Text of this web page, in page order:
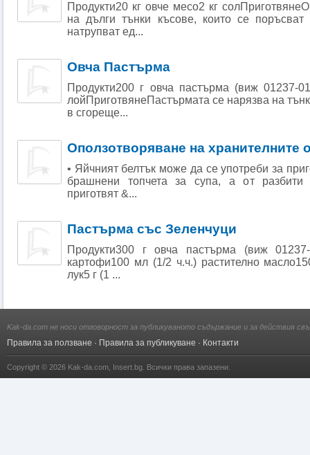
Продукти20 кг овче месо2 кг
на дълги тънки късове, които се
натрупват ед...
Овча Пастърма
Продукти200 г овча пастърма (виж 01237-
лойПриготвянеПастърмата се нарязва на
в сгореще...
Оползотворяване на хранителните
• Яйчният белтък може да се употреби за
брашнени топчета за супа, а от
приготвят &...
Пастърма със Зеленчуци
Продукти300 г овча пастърма (виж
картофи100 мл (1/2 ч.ч.) растително
лук5 г (1 ...
Kak-da.com не носи отговорност за публикуваното съдържание и за действия
Правила за ползване · Правила за публикуване · Контакти
Copyright © 2026 Kak-da.com Insert.bg . Всички права запазени.